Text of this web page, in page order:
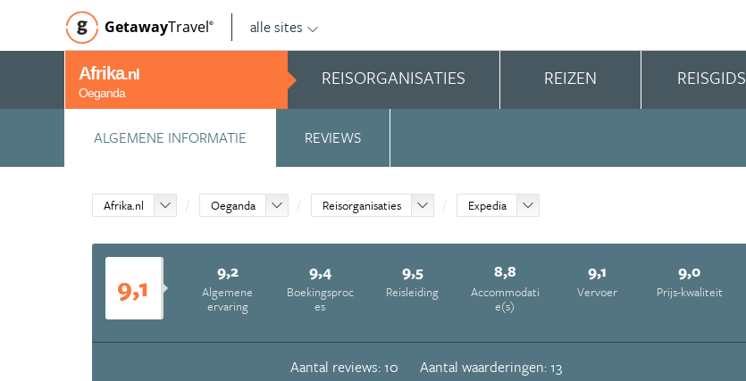
GetawayTravel© alle sites
Afrika.nl
Oeganda
REISORGANISATIES REIZEN REISGIDS
ALGEMENE INFORMATIE REVIEWS
Afrika.nl Oeganda Reisorganisaties Expedia
9,1 9,2
Algemene
ervaring
9,4
Boekingsproc
es
9,5
Reisleiding
8,8
Accommodati
e(s)
9,1
Vervoer
9,0
Prijs-kwaliteit
Aantal reviews: 10 Aantal waarderingen: 13